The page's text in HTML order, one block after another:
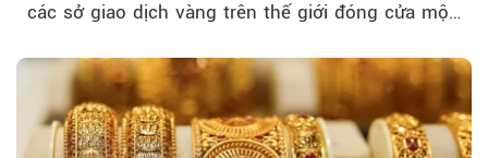
các sở giao dịch vàng trên thế giới đóng cửa một